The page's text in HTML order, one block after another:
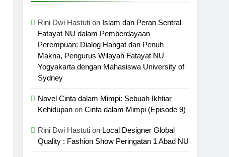
Rini Dwi Hastuti on Islam dan Peran Sentral
Fatayat NU dalam Pemberdayaan
Perempuan: Dialog Hangat dan Penuh
Makna, Pengurus Wilayah Fatayat NU
Yogyakarta dengan Mahasiswa University of
Sydney
Novel Cinta dalam Mimpi: Sebuah Ikhtiar
Kehidupan onCinta dalam Mimpi (Episode 9)
Rini Dwi Hastuti on Local Designer Global
Quality : Fashion Show Peringatan 1 Abad NU